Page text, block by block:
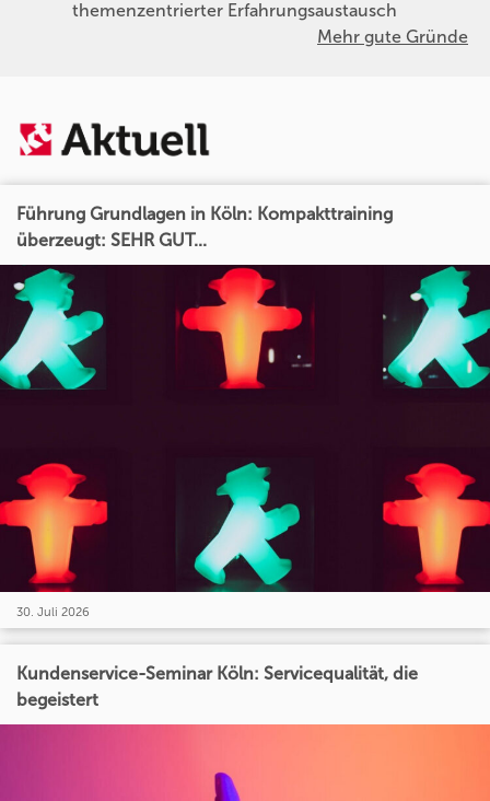
themenzentrierter Erfahrungsaustausch
Mehr gute Gründe
Führung Grundlagen in Köln: Kompakttraining
überzeugt: SEHR GUT...
30. Juli 2026
Kundenservice-Seminar Köln: Servicequalität, die
begeistert